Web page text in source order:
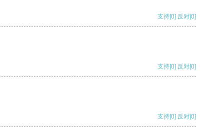
支持[0] 反对[0]
支持[0] 反对[0]
支持[0] 反对[0]